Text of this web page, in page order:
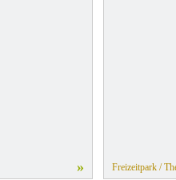
» Freizeitpark /